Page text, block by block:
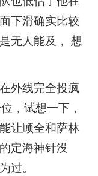
下滑确实比较
无人能及， 想
外线完全投疯
，试想一下，
让顾全和萨林
定海神针没
过。